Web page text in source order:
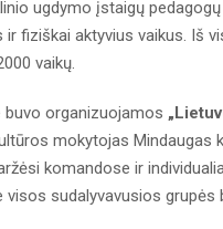
ugdymo įstaigų
fiziškai aktyvius vaikus. Iš
vaikų.
buvo organizuojamos
mokytojas
komandose ir
visos sudalyvavusios